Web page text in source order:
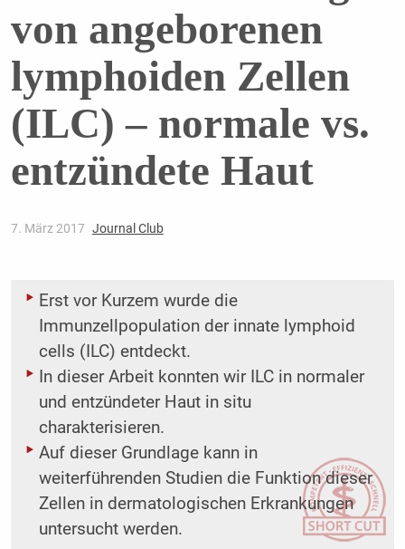
von angeborenen
lymphoiden Zellen
(ILC) – normale vs.
entzündete Haut
7. März 2017 Journal Club
Erst vor Kurzem wurde die
Immunzellpopulation der innate lymphoid
cells (ILC) entdeckt.
In dieser Arbeit konnten wir ILC in normaler
und entzündeter Haut in situ
charakterisieren.
Auf dieser Grundlage kann in
weiterführenden Studien die Funktion dieser
Zellen in dermatologischen Erkrankungen
untersucht werden.